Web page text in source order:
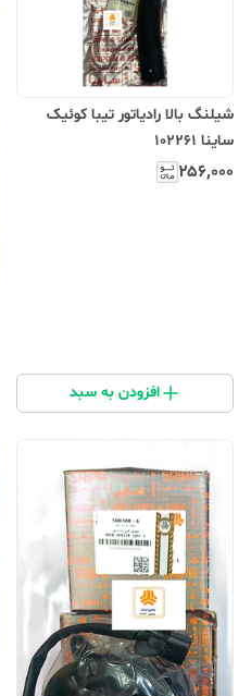
شیلنگ بالا رادیاتور تیبا کوئیک
ساینا 102261
۲۵۶٬۰۰۰
افزودن به سبد